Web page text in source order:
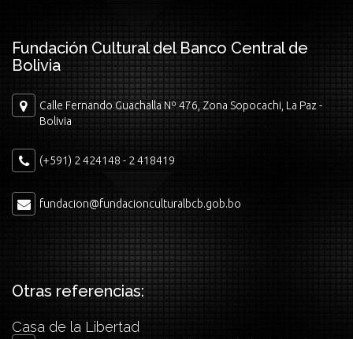
Fundación Cultural del Banco Central de
Bolivia
Calle Fernando Guachalla Nº 476, Zona Sopocachi, La Paz -
Bolivia
(+591) 2 424148 - 2 418419
fundacion@fundacionculturalbcb.gob.bo
Otras referencias:
Casa de la Libertad